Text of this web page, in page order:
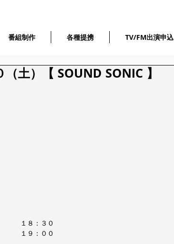
番組制作 各種提携 TV/FM出演申込
（土）【 SOUND SONIC 】
　　１８：３０
　　１９：００